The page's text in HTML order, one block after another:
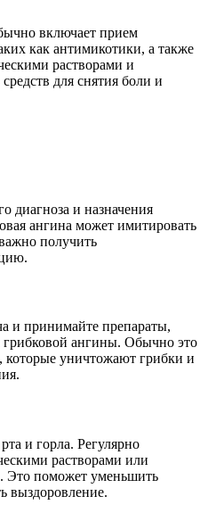
включает прием
как антимикотики, а также
растворами и
для снятия боли и
диагноза и назначения
ангина может имитировать
получить
и принимайте препараты,
грибковой ангины. Обычно это
которые уничтожают грибки и
и горла. Регулярно
растворами или
Это поможет уменьшить
выздоровление.